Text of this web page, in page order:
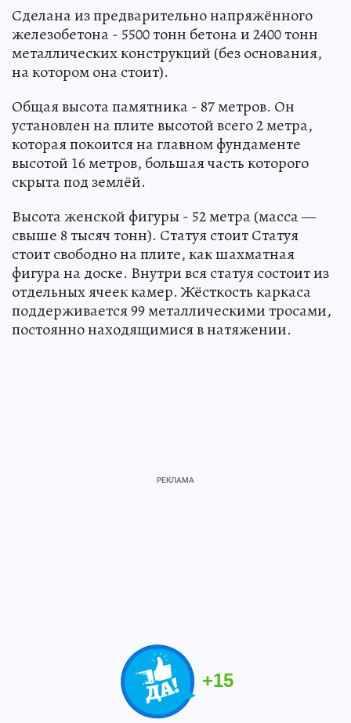
Сделана из предварительно напряжённого
железобетона - 5500 тонн бетона и 2400 тонн
металлических конструкций (без основания,
на котором она стоит).
Общая высота памятника - 87 метров. Он
установлен на плите высотой всего 2 метра,
которая покоится на главном фундаменте
высотой 16 метров, большая часть которого
скрыта под землёй.
Высота женской фигуры - 52 метра (масса —
свыше 8 тысяч тонн). Статуя стоит Статуя
стоит свободно на плите, как шахматная
фигура на доске. Внутри вся статуя состоит из
отдельных ячеек камер. Жёсткость каркаса
поддерживается 99 металлическими тросами,
постоянно находящимися в натяжении.
+15